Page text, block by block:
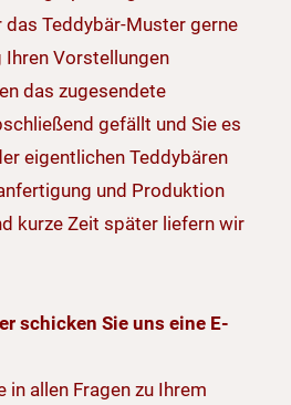
Teddybär-Muster gerne
Vorstellungen
das zugesendete
gefällt und Sie es
eigentlichen Teddybären
und Produktion
kurze Zeit später liefern wir
schicken Sie uns eine E-
in allen Fragen zu Ihrem